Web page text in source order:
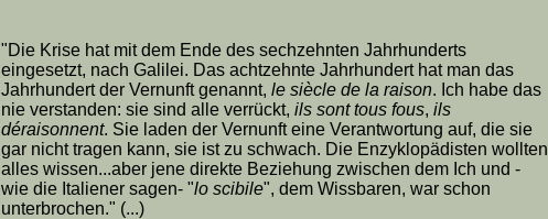
"Die Krise hat mit dem Ende des sechzehnten Jahrhunderts
eingesetzt, nach Galilei. Das achtzehnte Jahrhundert hat man das
Jahrhundert der Vernunft genannt, le siècle de la raison. Ich habe das
nie verstanden: sie sind alle verrückt, ils sont tous fous, ils
déraisonnent. Sie laden der Vernunft eine Verantwortung auf, die sie
gar nicht tragen kann, sie ist zu schwach. Die Enzyklopädisten wollten
alles wissen...aber jene direkte Beziehung zwischen dem Ich und -
wie die Italiener sagen- "lo scibile", dem Wissbaren, war schon
unterbrochen." (...)